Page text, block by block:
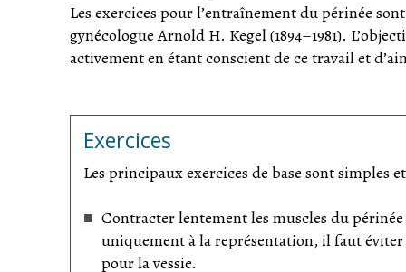
Les exercices pour l’entraînement du périnée
gynécologue Arnold H. Kegel (1894–1981).
activement en étant conscient de ce travail et
Exercices
Les principaux exercices de base sont simples
Contracter lentement les muscles du
uniquement à la représentation, il faut
pour la vessie.